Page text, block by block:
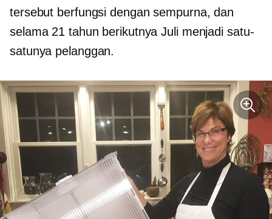
tersebut berfungsi dengan sempurna, dan
selama 21 tahun berikutnya Juli menjadi satu-
satunya pelanggan.